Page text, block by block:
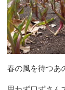
春の風を待つあ